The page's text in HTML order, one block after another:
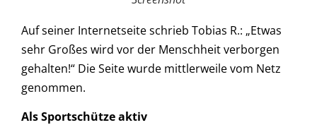
Auf seiner Internetseite schrieb Tobias R.: „Etwas
sehr Großes wird vor der Menschheit verborgen
gehalten!“ Die Seite wurde mittlerweile vom Netz
genommen.
Als Sportschütze aktiv